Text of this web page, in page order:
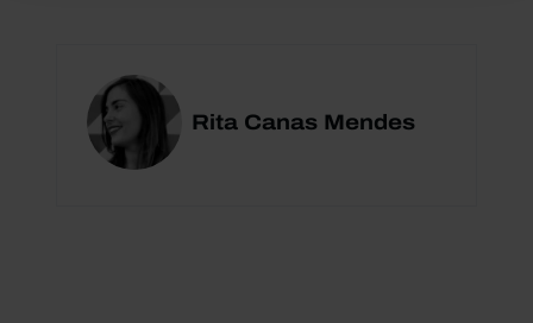
Rita Canas Mendes